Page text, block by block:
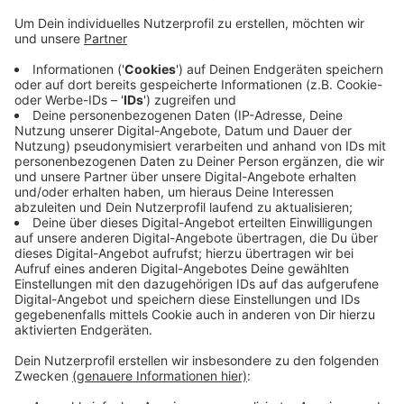
Königshöhe ist eine der Flächen, auf der die
Gartenschau im Jahr 2031 stattfinden soll. Die
Stadt erklärt jetzt, es gebe mindestens ein
Unternehmen, das bereit wäre, die Seilbahn zu
bauen - allerdings nur, wenn sie wirklich zur
Königshöhe geht. Die Idee einer kürzeren Bahn nur
für die Zoobesucher würde sich nicht rechnen.
Außerdem sei Voraussetzung, dass auch die
andere Hauptattraktion der Bundegartenschau -
die Hängebrücke zwischen Königs- und Kaiserhöhe
- kommt.
Veröffentlicht:Mittwoch, 03.07.2019 06:44
Anzeige